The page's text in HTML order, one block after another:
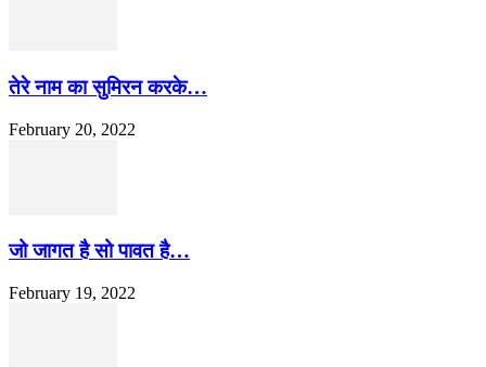
तेरे नाम का सुमिरन करके…
February 20, 2022
जो जागत है सो पावत है…
February 19, 2022